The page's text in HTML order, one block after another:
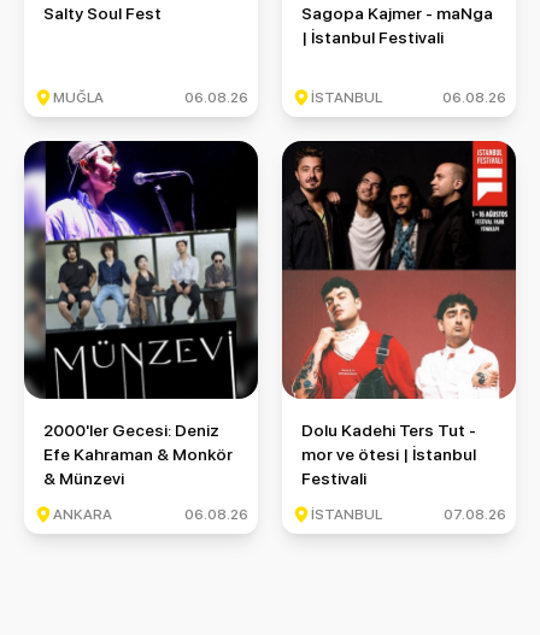
Salty Soul Fest
Salty Soul Fest
MUĞLA 06.08.26
Sagopa Kajmer - maNga |
Sagopa Kajmer - maNga
| İstanbul Festivali
İSTANBUL 06.08.26
2000'ler Gecesi: Deniz Efe Kahraman & Monkör & Münzevi
2000'ler Gecesi: Deniz
Efe Kahraman & Monkör
& Münzevi
ANKARA 06.08.26
Dolu Kadehi Ters Tut - mor
Dolu Kadehi Ters Tut -
mor ve ötesi | İstanbul
Festivali
İSTANBUL 07.08.26